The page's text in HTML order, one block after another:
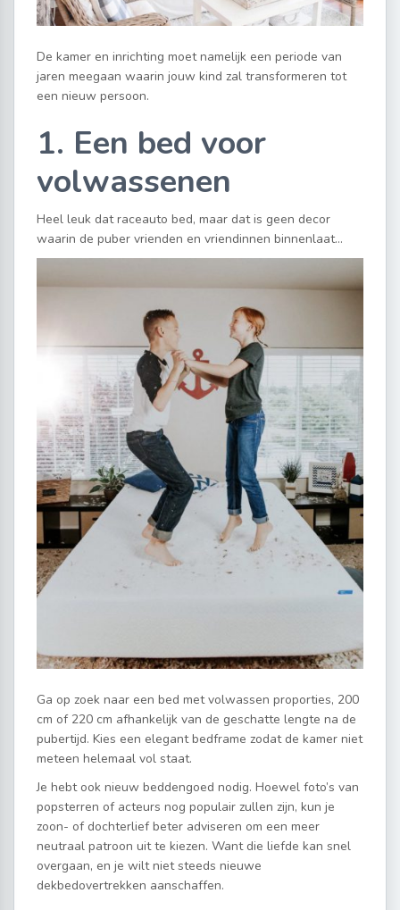
De kamer en inrichting moet namelijk een periode van
jaren meegaan waarin jouw kind zal transformeren tot
een nieuw persoon.
1. Een bed voor
volwassenen
Heel leuk dat raceauto bed, maar dat is geen decor
waarin de puber vrienden en vriendinnen binnenlaat…
Ga op zoek naar een bed met volwassen proporties, 200
cm of 220 cm afhankelijk van de geschatte lengte na de
pubertijd. Kies een elegant bedframe zodat de kamer niet
meteen helemaal vol staat.
Je hebt ook nieuw beddengoed nodig. Hoewel foto’s van
popsterren of acteurs nog populair zullen zijn, kun je
zoon- of dochterlief beter adviseren om een meer
neutraal patroon uit te kiezen. Want die liefde kan snel
overgaan, en je wilt niet steeds nieuwe
dekbedovertrekken aanschaffen.